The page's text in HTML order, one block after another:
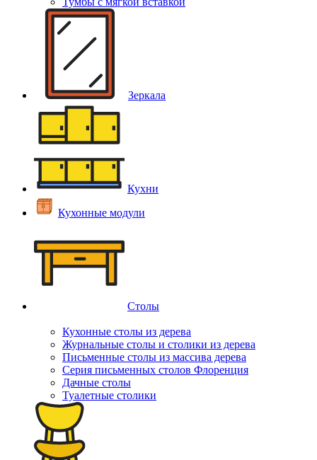
Зеркала
Кухни
Кухонные модули
Столы
Кухонные столы из дерева
Журнальные столы и столики из дерева
Письменные столы из массива дерева
Серия письменных столов Флоренция
Дачные столы
Туалетные столики